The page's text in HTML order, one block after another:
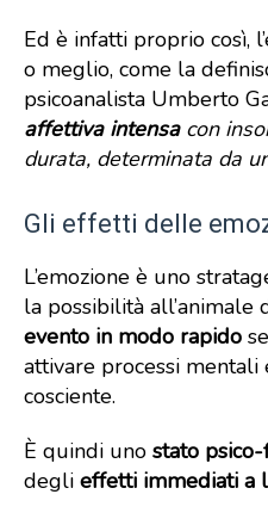
Ed è infatti proprio così,
o meglio, come la
psicoanalista Umberto
affettiva intensacon
durata, determinata da
Gli effetti delle
L’emozione è uno
la possibilità all’animale
evento in modo rapido
attivare processi mentali
cosciente.
È quindi uno stato psico-
degli effetti immediati a